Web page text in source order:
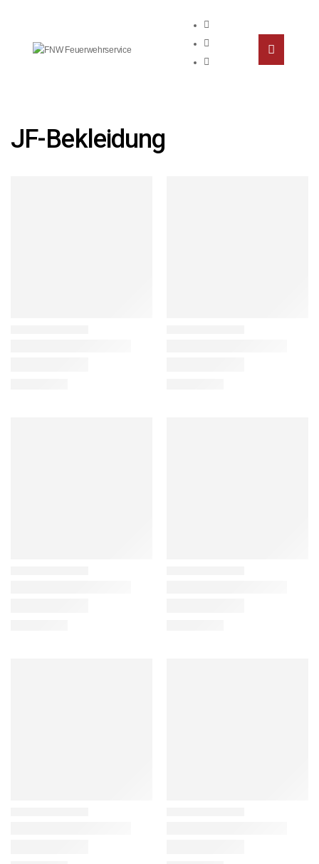
JF-Bekleidung